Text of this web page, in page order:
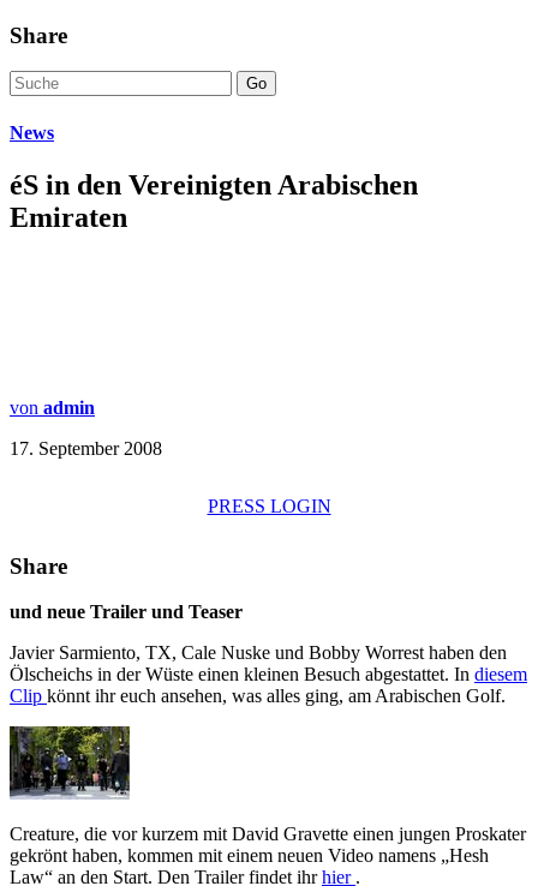
Share
Go
News
éS in den Vereinigten Arabischen
Emiraten
von admin
17. September 2008
PRESS LOGIN
Share
und neue Trailer und Teaser
Javier Sarmiento, TX, Cale Nuske und Bobby Worrest haben den
Ölscheichs in der Wüste einen kleinen Besuch abgestattet. In diesem
Clip könnt ihr euch ansehen, was alles ging, am Arabischen Golf.
Creature, die vor kurzem mit David Gravette einen jungen Proskater
gekrönt haben, kommen mit einem neuen Video namens „Hesh
Law“ an den Start. Den Trailer findet ihrhier .